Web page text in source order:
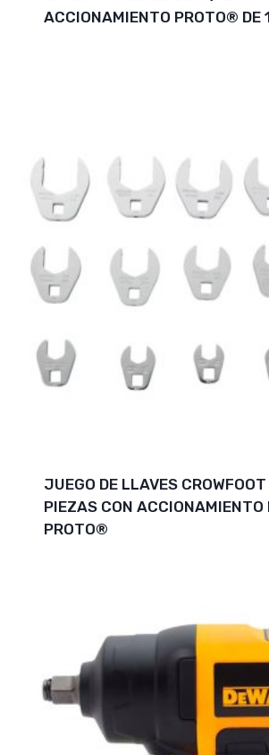
ACCIONAMIENTO PROTO® DE
JUEGO DE LLAVES CROWFOOT
PIEZAS CON ACCIONAMIENTO
PROTO®